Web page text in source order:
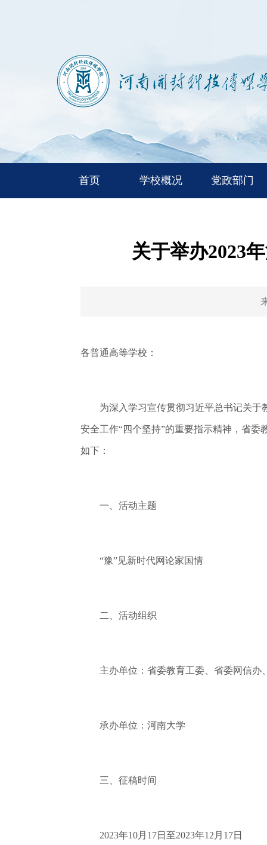
首页 学校概况 党政部门
关于举办2023
各普通高等学校：
为深入学习宣传贯彻习近平总书记关于教
安全工作“四个坚持”的重要指示精神，省委
如下：
一、活动主题
“豫”见新时代网论家国情
二、活动组织
主办单位：省委教育工委、省委网信办
承办单位：河南大学
三、征稿时间
2023年10月17日至2023年12月17日